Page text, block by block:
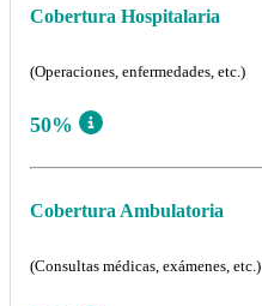
Cobertura Hospitalaria
(Operaciones, enfermedades, etc.)
50%
Cobertura Ambulatoria
(Consultas médicas, exámenes, etc.)